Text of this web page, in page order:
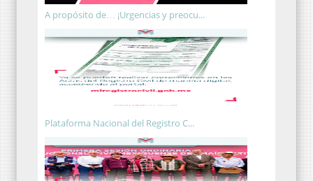
A propósito de… ¡Urgencias y preocu...
Plataforma Nacional del Registro C...